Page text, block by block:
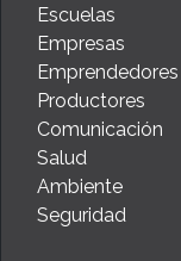
Escuelas
Empresas
Emprendedores
Productores
Comunicación
Salud
Ambiente
Seguridad